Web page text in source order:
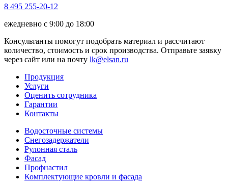
8 495 255-20-12
ежедневно с 9:00 до 18:00
Консультанты помогут подобрать материал и рассчитают
количество, стоимость и срок производства. Отправьте заявку
через сайт или на почту lk@elsan.ru
Продукция
Услуги
Оценить сотрудника
Гарантии
Контакты
Водосточные системы
Снегозадержатели
Рулонная сталь
Фасад
Профнастил
Комплектующие кровли и фасада